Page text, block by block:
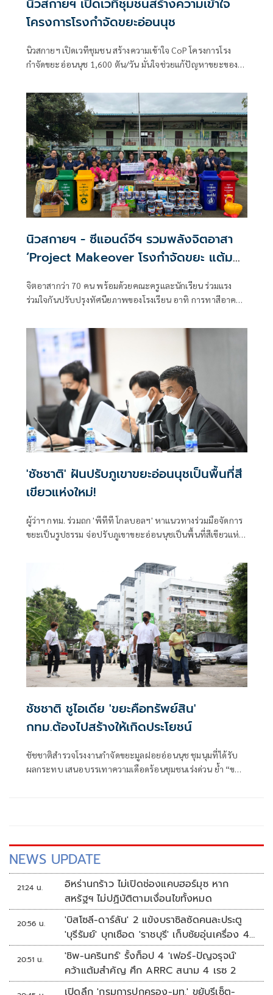
นิวสกายฯ เปิดเวทีชุมชนสร้างความเข้าใจ
โครงการโรงกำจัดขยะอ่อนนุช
นิวสกายฯ เปิดเวทีชุมชน สร้างความเข้าใจ CoP โครงการโรง
กำจัดขยะอ่อนนุช 1,600 ตัน/วัน มั่นใจช่วยแก้ปัญหาขยะของ
ของประชาชนในพื้นที่
นิวสกายฯ - ซีแอนด์จีฯ รวมพลังจิตอาสา
‘Project Makeover โรงกำจัดขยะ แต้มสี
บ้านชวดบัว จังหวัดนครนายก
จิตอาสากว่า 70 คน พร้อมด้วยคณะครูและนักเรียน ร่วมแรง
ร่วมใจกันปรับปรุงทัศนียภาพของโรงเรียน อาทิ การทาสีอาคาร
หย่อม รวมถึงทาสีทางม้าลายเพื่อเพิ่มความปลอดภัยให้กับครู
และนักเรียน
'ชัชชาติ' ฝันปรับภูเขาขยะอ่อนนุชเป็นพื้นที่สี
เขียวแห่งใหม่!
ผู้ว่าฯ กทม. ร่วมถก 'พีทีที โกลบอลฯ' หาแนวทางร่วมมือจัดการ
ขยะเป็นรูปธรรม จ่อปรับภูเขาขยะอ่อนนุชเป็นพื้นที่สีเขียวแห่ง
ชัชชาติ ชูไอเดีย 'ขยะคือทรัพย์สิน'
กทม.ต้องไปสร้างให้เกิดประโยชน์
ชัชชาติสำรวจโรงงานกำจัดขยะมูลฝอยอ่อนนุช ชุมนุมที่ได้รับ
ผลกระทบ เสนอบรรเทาความเดือดร้อนชุมชนเร่งด่วน ย้ำ “ขยะ
NEWS UPDATE
21:24 น.
อิหร่านกร้าว ไม่เปิดช่องแคบฮอร์มุซ หาก
สหรัฐฯ ไม่ปฏิบัติตามเงื่อนไขทั้งหมด
20:56 น.
'บิสโซลี-ดาร์ลัน' 2 แข้งบราซิลซัดคนละประตู
'บุรีรัมย์' บุกเชือด 'ราชบุรี' เก็บชัยอุ่นเครื่อง 4
นัดรวด
20:51 น.
'ชิพ-นครินทร์' รั้งท็อป 4 'เฟอร์-ปัญจรุจน์'
คว้าแต้มสำคัญ ศึก ARRC สนาม 4 เรซ 2
เปิดลึก 'กรมการปกครอง-มท.' ขยับรีเซ็ต-